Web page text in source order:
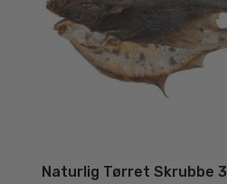
Naturlig Tørret Skrubbe